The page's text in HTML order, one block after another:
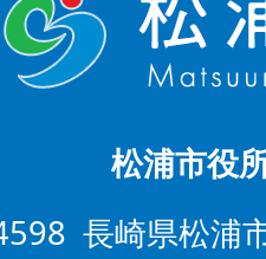
松浦市役
長崎県松浦